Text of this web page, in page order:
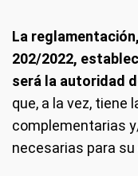
La
202/2022,
será la autoridad
que, a la vez, tiene
complementarias
necesarias para